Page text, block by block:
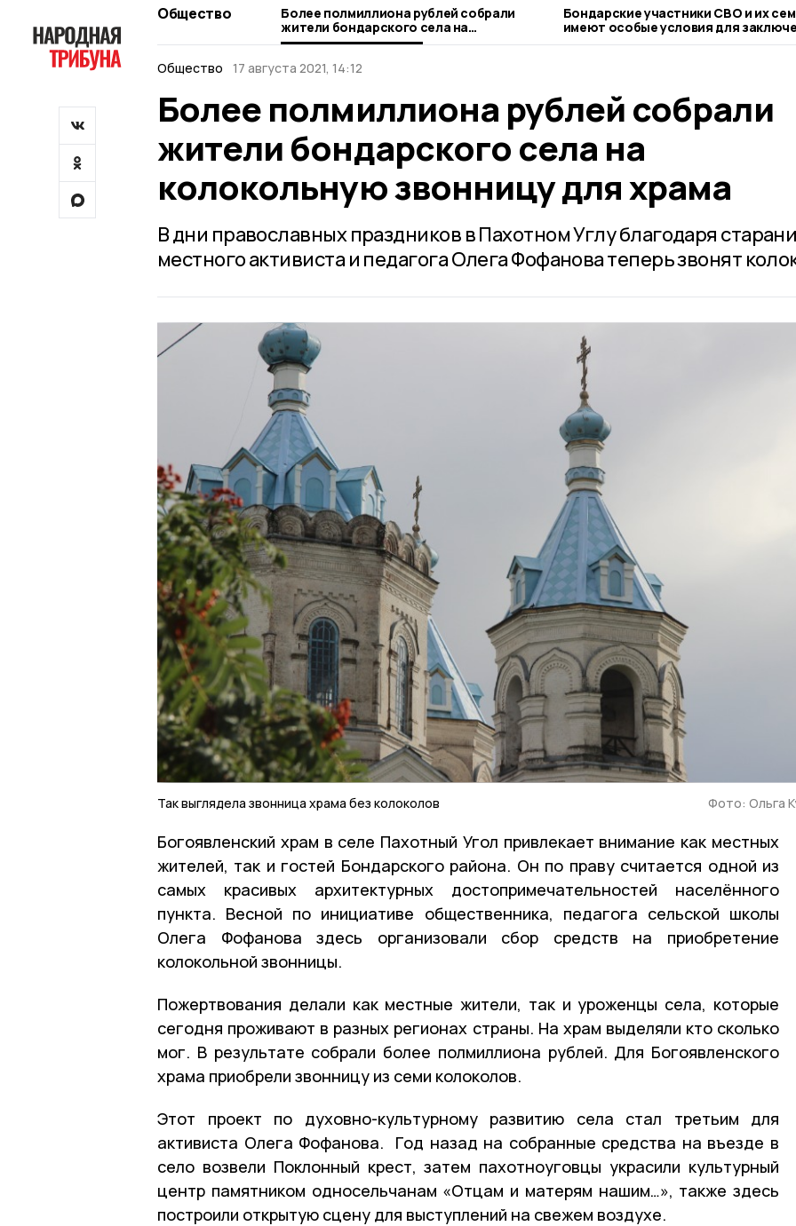
Общество
Более полмиллиона рублей собрали
жители бондарского села на
колокольную звонницу для храма
Бондарские участники СВО и их
имеют особые условия для
соцконтракта
Общество 17 августа 2021, 14:12
Более полмиллиона рублей собрали
жители бондарского села на
колокольную звонницу для храма
В дни православных праздников в Пахотном Углу благодаря
местного активиста и педагога Олега Фофанова теперь звонят
Так выглядела звонница храма без колоколов Фото: Ольга
Богоявленский храм в селе Пахотный Угол привлекает внимание как местных
жителей, так и гостей Бондарского района. Он по праву считается одной из
самых красивых архитектурных достопримечательностей населённого
пункта. Весной по инициативе общественника, педагога сельской школы
Олега Фофанова здесь организовали сбор средств на приобретение
колокольной звонницы.
Пожертвования делали как местные жители, так и уроженцы села, которые
сегодня проживают в разных регионах страны. На храм выделяли кто сколько
мог. В результате собрали более полмиллиона рублей. Для Богоявленского
храма приобрели звонницу из семи колоколов.
Этот проект по духовно-культурному развитию села стал третьим для
активиста Олега Фофанова. Год назад на собранные средства на въезде в
село возвели Поклонный крест, затем пахотноуговцы украсили культурный
центр памятником односельчанам «Отцам и матерям нашим…», также здесь
построили открытую сцену для выступлений на свежем воздухе.